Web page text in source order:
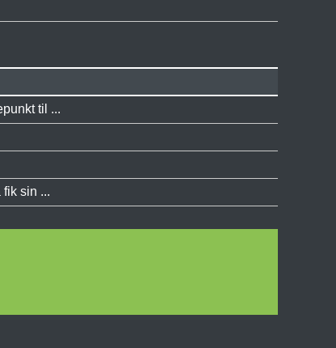
til ...
sin ...